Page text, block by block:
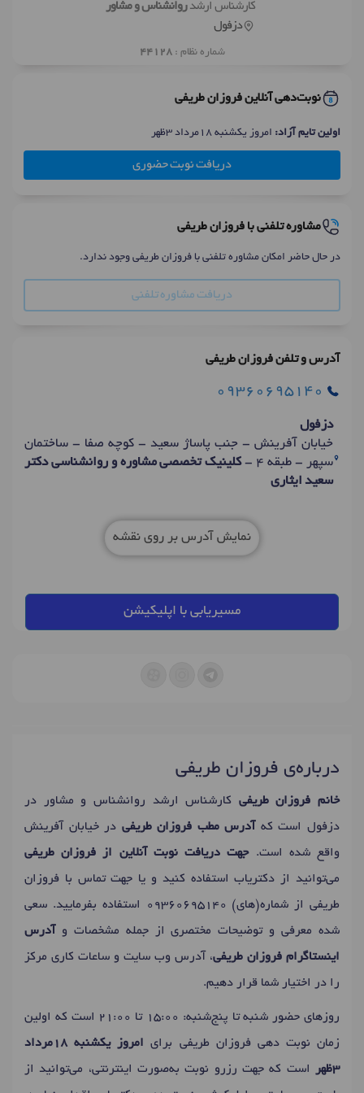
کارشناس ارشدروانشناس و مشاور
دزفول
شماره نظام :44128
نوبت‌دهی آنلاین فروزان طریفی
اولین تایم آزاد: امروز یکشنبه 18مرداد 3ظهر
دریافت نوبت حضوری
مشاوره تلفنی با فروزان طریفی
در حال حاضر امکان مشاوره تلفنی با فروزان طریفی وجود ندارد.
دریافت مشاوره تلفنی
آدرس و تلفن فروزان طریفی
09360695140
دزفول
خیابان آفرینش - جنب پاساژ سعید - کوچه صفا - ساختمان
سپهر - طبقه 4 -
کلینیک تخصصی مشاوره و روانشناسی دکتر
سعید ایثاری
نمایش آدرس بر روی نقشه
مسیریابی با اپلیکیشن
درباره‌ی فروزان طریفی
خانم فروزان طریفی کارشناس ارشد روانشناس و مشاور در
دزفول است که آدرس مطب فروزان طریفی در خیابان آفرینش
واقع شده است.جهت دریافت نوبت آنلاین از فروزان طریفی
می‌توانید از دکتریاب استفاده کنید و یا جهت تماس با فروزان
طریفی از شماره(های) 09360695140
استفاده بفرمایید. سعی
شده معرفی و توضیحات مختصری از جمله مشخصات و آدرس
اینستاگرام فروزان طریفی، آدرس وب سایت و ساعات کاری مرکز
را در اختیار شما قرار دهیم.
روزهای حضور شنبه تا پنج‌شنبه: 15:00 تا 21:00 است که اولین
زمان نوبت دهی فروزان طریفی برای
امروز یکشنبه 18مرداد
3ظهر
است که جهت رزرو نوبت به‌صورت اینترنتی، می‌توانید از